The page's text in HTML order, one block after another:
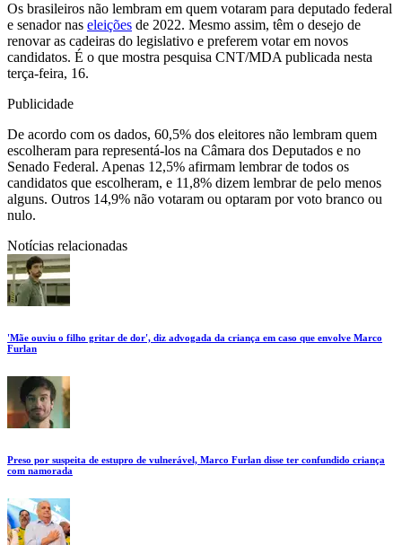
Os brasileiros não lembram em quem votaram para deputado federal
e senador nas eleições de 2022. Mesmo assim, têm o desejo de
renovar as cadeiras do legislativo e preferem votar em novos
candidatos. É o que mostra pesquisa CNT/MDA publicada nesta
terça-feira, 16.
Publicidade
De acordo com os dados, 60,5% dos eleitores não lembram quem
escolheram para representá-los na Câmara dos Deputados e no
Senado Federal. Apenas 12,5% afirmam lembrar de todos os
candidatos que escolheram, e 11,8% dizem lembrar de pelo menos
alguns. Outros 14,9% não votaram ou optaram por voto branco ou
nulo.
Notícias relacionadas
'Mãe ouviu o filho gritar de dor', diz advogada da criança em caso que envolve Marco
Furlan
Preso por suspeita de estupro de vulnerável, Marco Furlan disse ter confundido criança
com namorada